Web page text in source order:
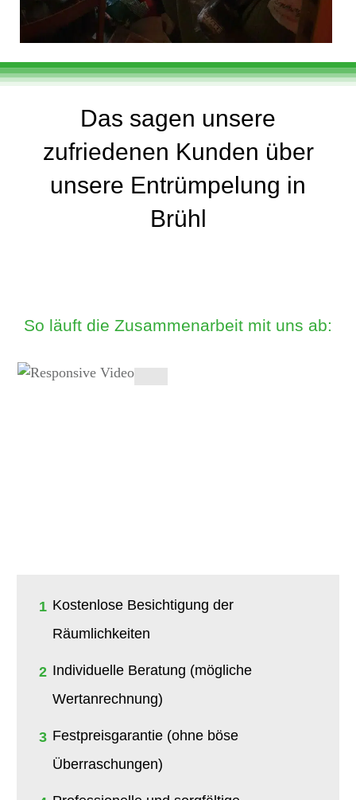
Das sagen unsere
zufriedenen Kunden über
unsere Entrümpelung in
Brühl
So läuft die Zusammenarbeit mit uns ab:
1 Kostenlose Besichtigung der
Räumlichkeiten
2 Individuelle Beratung (mögliche
Wertanrechnung)
3 Festpreisgarantie (ohne böse
Überraschungen)